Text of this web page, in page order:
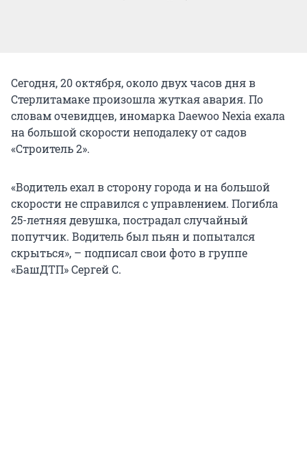
Сегодня, 20 октября, около двух часов дня в
Стерлитамаке произошла жуткая авария. По
словам очевидцев, иномарка Daewoo Nexia ехала
на большой скорости неподалеку от садов
«Строитель 2».
«Водитель ехал в сторону города и на большой
скорости не справился с управлением. Погибла
25-летняя девушка, пострадал случайный
попутчик. Водитель был пьян и попытался
скрыться», – подписал свои фото в группе
«БашДТП» Сергей С.